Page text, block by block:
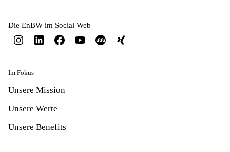
Die EnBW im Social Web
Im Fokus
Unsere Mission
Unsere Werte
Unsere Benefits